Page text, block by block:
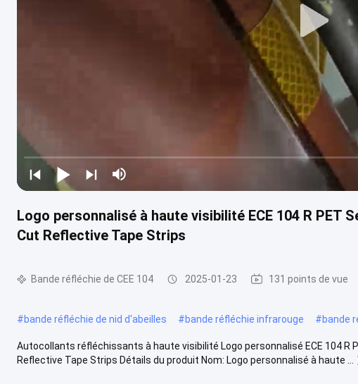
Logo personnalisé à haute visibilité ECE 104 R PET
Cut Reflective Tape Strips
Bande réfléchie de CEE 104 2025-01-23 131 points de vue
#bande réfléchie de nid d'abeilles #bande réfléchie infrarouge #bande
Autocollants réfléchissants à haute visibilité Logo personnalisé ECE 104 R
Reflective Tape Strips Détails du produit Nom: Logo personnalisé à haute ...